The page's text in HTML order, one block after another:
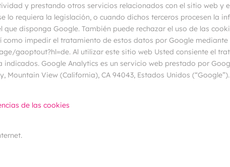
y prestando otros servicios relacionados con el sitio web y
lo requiera la legislación, o cuando dichos terceros procesen la
disponga Google. También puede rechazar el uso de las
impedir el tratamiento de estos datos por Google
gaoptout?hl=de. Al utilizar este sitio web Usted consiente el
Google Analytics es un servicio web prestado por
View (California), CA 94043, Estados Unidos (“Google”).
de las cookies